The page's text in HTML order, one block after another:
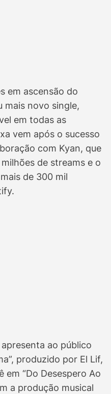
em ascensão do
mais novo single,
em todas as
vem após o sucesso
com Kyan, que
de streams e o
de 300 mil
ao público
produzido por El Lif,
em “Do Desespero Ao
a produção musical